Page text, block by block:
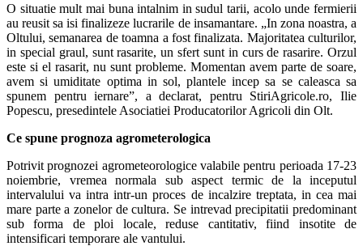
O situatie mult mai buna intalnim in sudul tarii, acolo unde fermierii
au reusit sa isi finalizeze lucrarile de insamantare. „In zona noastra, a
Oltului, semanarea de toamna a fost finalizata. Majoritatea culturilor,
in special graul, sunt rasarite, un sfert sunt in curs de rasarire. Orzul
este si el rasarit, nu sunt probleme. Momentan avem parte de soare,
avem si umiditate optima in sol, plantele incep sa se caleasca sa
spunem pentru iernare”, a declarat, pentru StiriAgricole.ro, Ilie
Popescu, presedintele Asociatiei Producatorilor Agricoli din Olt.
Ce spune prognoza agrometerologica
Potrivit prognozei agrometeorologice valabile pentru perioada 17-23
noiembrie, vremea normala sub aspect termic de la inceputul
intervalului va intra intr-un proces de incalzire treptata, in cea mai
mare parte a zonelor de cultura. Se intrevad precipitatii predominant
sub forma de ploi locale, reduse cantitativ, fiind insotite de
intensificari temporare ale vantului.